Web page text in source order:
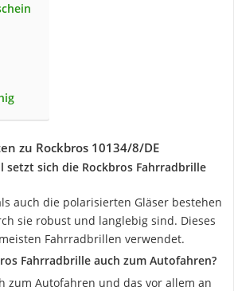
zu Rockbros 10134/8/DE
setzt sich die Rockbros Fahrradbrille
auch die polarisierten Gläser bestehen
sie robust und langlebig sind. Dieses
Fahrradbrillen verwendet.
Fahrradbrille auch zum Autofahren?
zum Autofahren und das vor allem an